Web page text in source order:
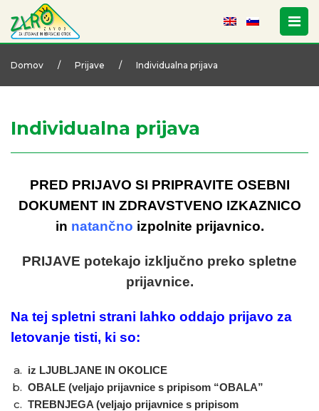
Domov / Prijave / Individualna prijava
Individualna prijava
PRED PRIJAVO SI PRIPRAVITE OSEBNI
DOKUMENT IN ZDRAVSTVENO IZKAZNICO
in natančno izpolnite prijavnico.
PRIJAVE potekajo izključno preko spletne
prijavnice.
Na tej spletni strani lahko oddajo prijavo za
letovanje tisti, ki so:
iz LJUBLJANE IN OKOLICE
OBALE (veljajo prijavnice s pripisom “OBALA”
TREBNJEGA (veljajo prijavnice s pripisom